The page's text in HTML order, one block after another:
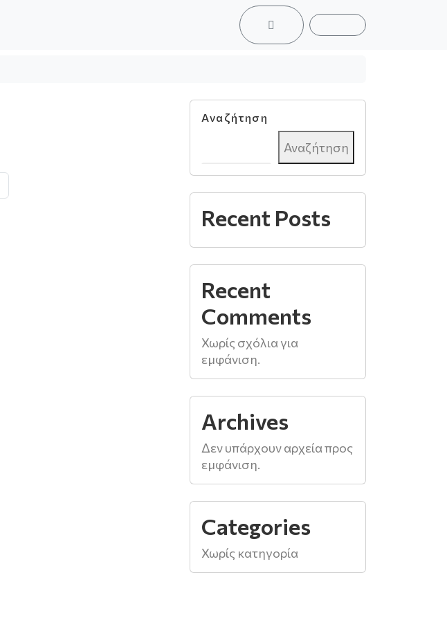
ACCOUNT
CART
Αναζήτηση
Αναζήτηση
Recent Posts
Recent
Comments
Χωρίς σχόλια για
εμφάνιση.
Archives
Δεν υπάρχουν αρχεία προς
εμφάνιση.
Categories
Χωρίς κατηγορία